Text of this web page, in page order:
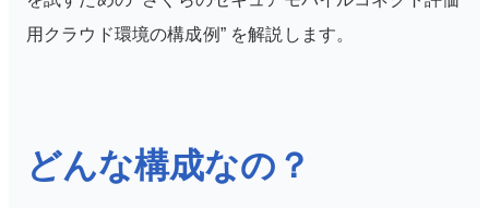
用クラウド環境の構成例” を解説します。
どんな構成なの？